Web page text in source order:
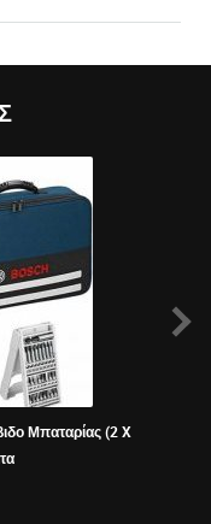
Μπαταρίας (2 X